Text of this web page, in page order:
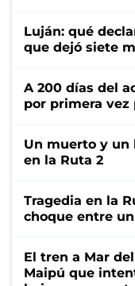
Luján: qué
que dejó siete
A 200 días del
por primera
Un muerto y un
en la Ruta 2
Tragedia en la
choque entre
El tren a Mar
Maipú que